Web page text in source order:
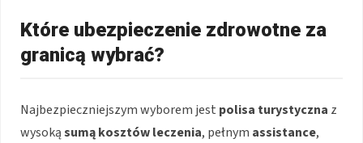
Które ubezpieczenie zdrowotne za
granicą wybrać?
Najbezpieczniejszym wyborem jest polisa turystyczna z
wysokąsumą kosztów leczenia, pełnym assistance,